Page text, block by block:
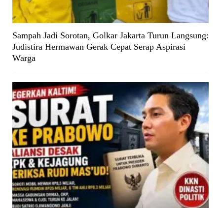
Sampah Jadi Sorotan, Golkar Jakarta Turun Langsung:
Judistira Hermawan Gerak Cepat Serap Aspirasi
Warga